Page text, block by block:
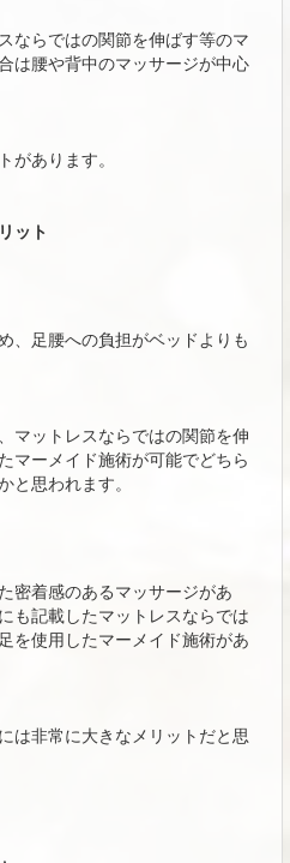
ならではの関節を伸ばす等のマ
は腰や背中のマッサージが中心
があります。
ット
、足腰への負担がベッドよりも
マットレスならではの関節を伸
マーメイド施術が可能でどちら
と思われます。
密着感のあるマッサージがあ
も記載したマットレスならでは
を使用したマーメイド施術があ
は非常に大きなメリットだと思